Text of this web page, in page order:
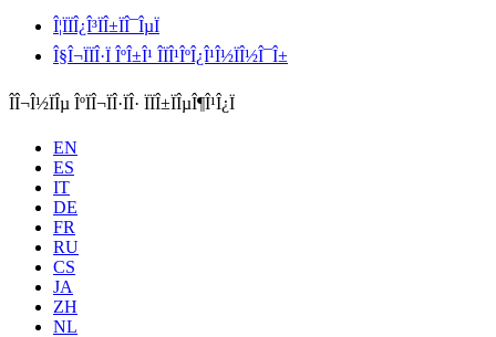
Î¦ÏÏÎ¿Î³ÏÎ±ÏÎ¯ÎµÏ
Î§Î¬ÏÏÎ·Ï ÎºÎ±Î¹ ÎÏÎ¹ÎºÎ¿Î¹Î½ÏÎ½Î¯Î±
ÎÎ¬Î½ÏÎµ ÎºÏÎ¬ÏÎ·ÏÎ· ÏÏÎ±ÏÎµÎ¶Î¹Î¿Ï
EN
ES
IT
DE
FR
RU
CS
JA
ZH
NL